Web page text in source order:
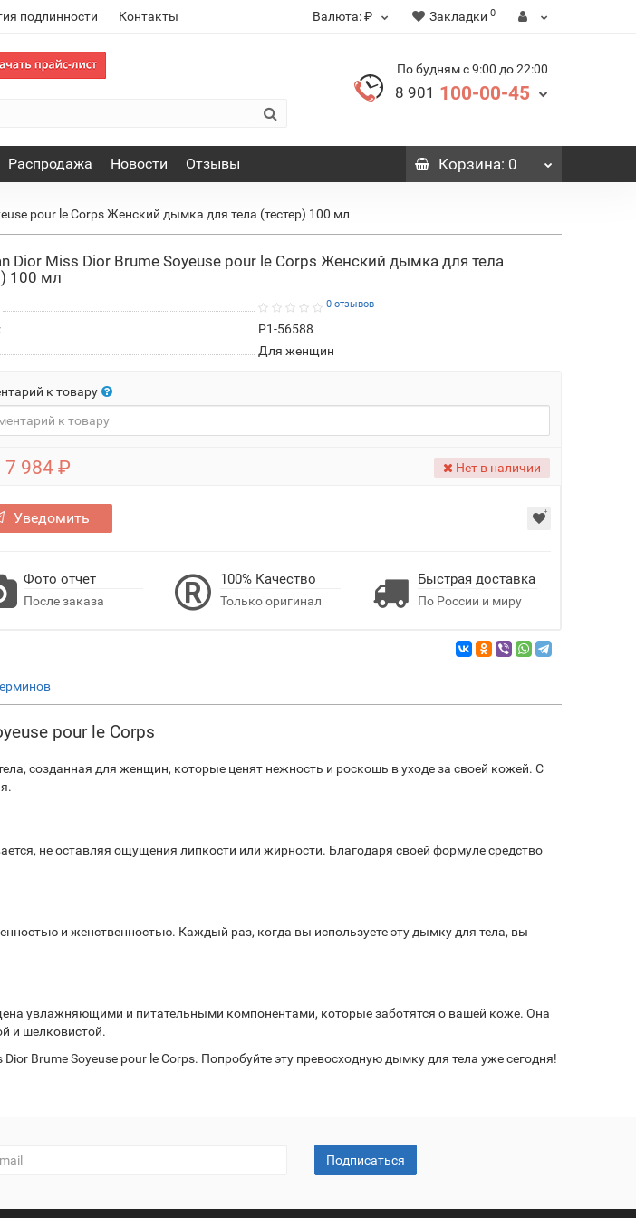
подлинности Контакты Валюта:₽ Закладки 0
По будням с 9:00 до 22:00
8 901 100-00-45
Распродажа Новости Отзывы Корзина: 0
pour le Corps Женский дымка для тела (тестер) 100 мл
Dior Miss Dior Brume Soyeuse pour le Corps Женский дымка для тела
100 мл
0 отзывов
P1-56588
Для женщин
к товару
7 984 ₽ Нет в наличии
Уведомить
Фото отчет
После заказа
100% Качество
Только оригинал
Быстрая доставка
По России и миру
pour le Corps
созданная для женщин, которые ценят нежность и роскошь в уходе за своей кожей. С
не оставляя ощущения липкости или жирности. Благодаря своей формуле средство
и женственностью. Каждый раз, когда вы используете эту дымку для тела, вы
увлажняющими и питательными компонентами, которые заботятся о вашей коже. Она
и шелковистой.
Brume Soyeuse pour le Corps. Попробуйте эту превосходную дымку для тела уже сегодня!
Подписаться